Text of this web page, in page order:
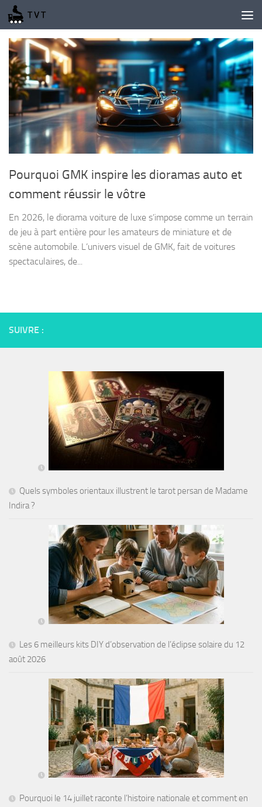
Skip to content
Pourquoi GMK inspire les dioramas auto et
comment réussir le vôtre
En 2026, le diorama voiture de luxe s’impose comme un terrain
de jeu à part entière pour les amateurs de miniature et de
scène automobile. L’univers visuel de GMK, fait de voitures
spectaculaires, de...
SUIVRE :
Quels symboles orientaux illustrent le tarot persan de Madame
Indira ?
Les 6 meilleurs kits DIY d’observation de l’éclipse solaire du 12
août 2026
Pourquoi le 14 juillet raconte l’histoire nationale et comment en